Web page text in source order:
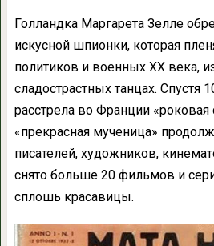
Голландка Маргарета Зелле
искусной шпионки, которая
политиков и военных XX века,
сладострастных танцах. Спустя
расстрела во Франции «роковая
«прекрасная мученица»
писателей, художников,
снято больше 20 фильмов и
сплошь красавицы.